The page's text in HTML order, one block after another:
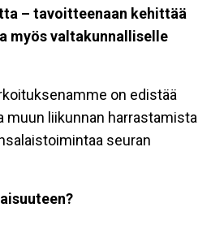
– tavoitteenaan kehittää
myös valtakunnalliselle
on edistää
muun liikunnan harrastamista
seuran